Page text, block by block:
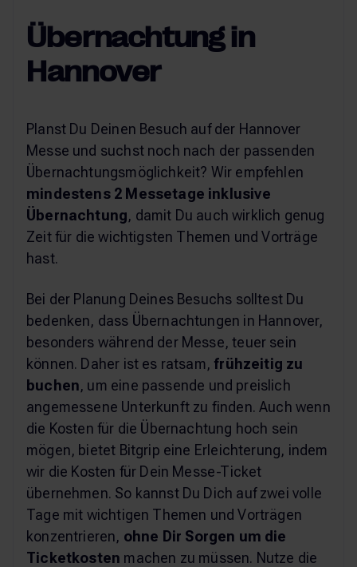
Übernachtung in
Hannover
Planst Du Deinen Besuch auf der Hannover
Messe und suchst noch nach der passenden
Übernachtungsmöglichkeit? Wir empfehlen
mindestens 2 Messetage inklusive
Übernachtung, damit Du auch wirklich genug
Zeit für die wichtigsten Themen und Vorträge
hast.
Bei der Planung Deines Besuchs solltest Du
bedenken, dass Übernachtungen in Hannover,
besonders während der Messe, teuer sein
können. Daher ist es ratsam, frühzeitig zu
buchen, um eine passende und preislich
angemessene Unterkunft zu finden. Auch wenn
die Kosten für die Übernachtung hoch sein
mögen, bietet Bitgrip eine Erleichterung, indem
wir die Kosten für Dein Messe-Ticket
übernehmen. So kannst Du Dich auf zwei volle
Tage mit wichtigen Themen und Vorträgen
konzentrieren, ohne Dir Sorgen um die
Ticketkosten machen zu müssen. Nutze die